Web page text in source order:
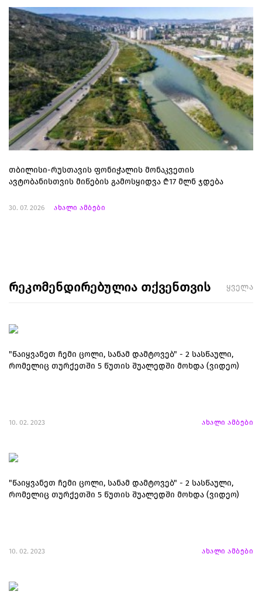
თბილისი-რუსთავის ფონიჭალის მონაკვეთის
ავტობანისთვის მიწების გამოსყიდვა ₾17 მლნ ჯდება
30. 07. 2026 ახალი ამბები
რეკომენდირებულია თქვენთვის ყველა
"წაიყვანეთ ჩემი ცოლი, სანამ დამტოვებ" - 2 სასწაული,
რომელიც თურქეთში 5 წუთის შუალედში მოხდა (ვიდეო)
10. 02. 2023 ახალი ამბები
"წაიყვანეთ ჩემი ცოლი, სანამ დამტოვებ" - 2 სასწაული,
რომელიც თურქეთში 5 წუთის შუალედში მოხდა (ვიდეო)
10. 02. 2023 ახალი ამბები